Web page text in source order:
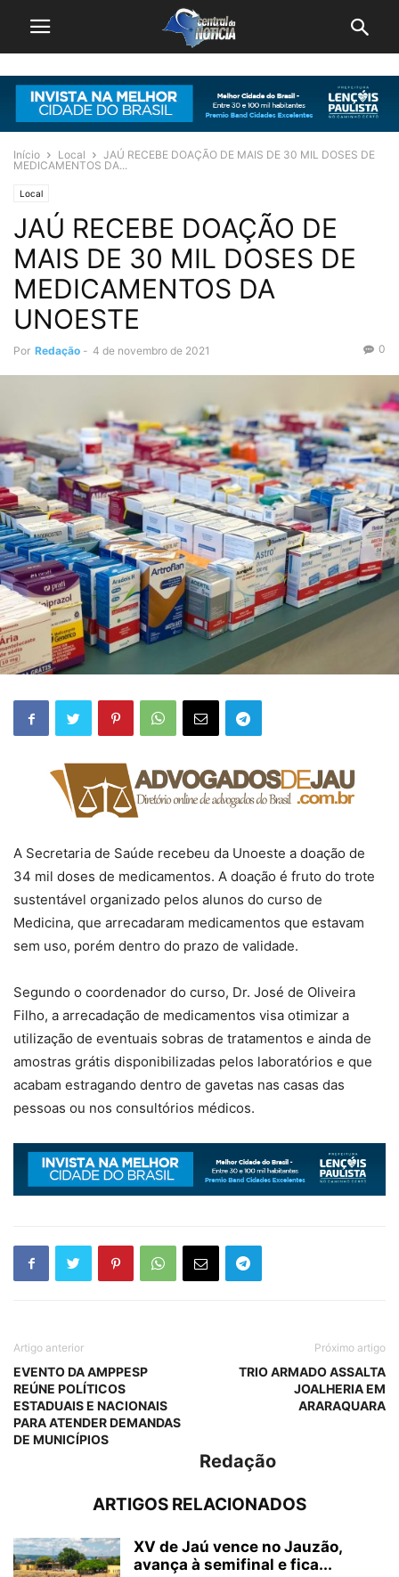
Início Local
JAÚ RECEBE DOAÇÃO DE MAIS DE 30 MIL DOSES DE
MEDICAMENTOS DA...
Local
JAÚ RECEBE DOAÇÃO DE
MAIS DE 30 MIL DOSES DE
MEDICAMENTOS DA
UNOESTE
Por Redação - 4 de novembro de 2021 0
A Secretaria de Saúde recebeu da Unoeste a doação de
34 mil doses de medicamentos. A doação é fruto do trote
sustentável organizado pelos alunos do curso de
Medicina, que arrecadaram medicamentos que estavam
sem uso, porém dentro do prazo de validade.
Segundo o coordenador do curso, Dr. José de Oliveira
Filho, a arrecadação de medicamentos visa otimizar a
utilização de eventuais sobras de tratamentos e ainda de
amostras grátis disponibilizadas pelos laboratórios e que
acabam estragando dentro de gavetas nas casas das
pessoas ou nos consultórios médicos.
Artigo anterior
EVENTO DA AMPPESP
REÚNE POLÍTICOS
ESTADUAIS E NACIONAIS
PARA ATENDER DEMANDAS
DE MUNICÍPIOS
Próximo artigo
TRIO ARMADO ASSALTA
JOALHERIA EM
ARARAQUARA
Redação
ARTIGOS RELACIONADOS
XV de Jaú vence no Jauzão,
avança à semifinal e fica...